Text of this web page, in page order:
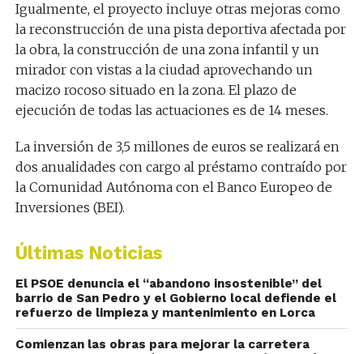
Igualmente, el proyecto incluye otras mejoras como
la reconstrucción de una pista deportiva afectada por
la obra, la construcción de una zona infantil y un
mirador con vistas a la ciudad aprovechando un
macizo rocoso situado en la zona. El plazo de
ejecución de todas las actuaciones es de 14 meses.
La inversión de 3,5 millones de euros se realizará en
dos anualidades con cargo al préstamo contraído por
la Comunidad Autónoma con el Banco Europeo de
Inversiones (BEI).
Últimas Noticias
El PSOE denuncia el “abandono insostenible” del
barrio de San Pedro y el Gobierno local defiende el
refuerzo de limpieza y mantenimiento en Lorca
Comienzan las obras para mejorar la carretera